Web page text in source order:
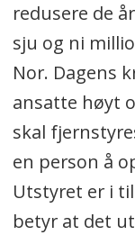
redusere de
sju og ni
Nor. Dagens
ansatte høyt
skal
en person å
Utstyret er i
betyr at det